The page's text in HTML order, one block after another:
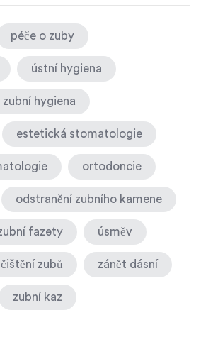
péče o zuby
ústní hygiena
zubní hygiena
estetická stomatologie
ortodoncie
odstranění zubního kamene
fazety úsměv
čištění zubů zánět dásní
zubní kaz